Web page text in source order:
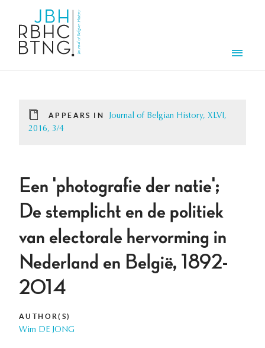
APPEARS IN
Journal of Belgian History, XLVI,
2016, 3/4
Een 'photografie der natie';
De stemplicht en de politiek
van electorale hervorming in
Nederland en België, 1892-
2014
AUTHOR(S)
Wim DE JONG